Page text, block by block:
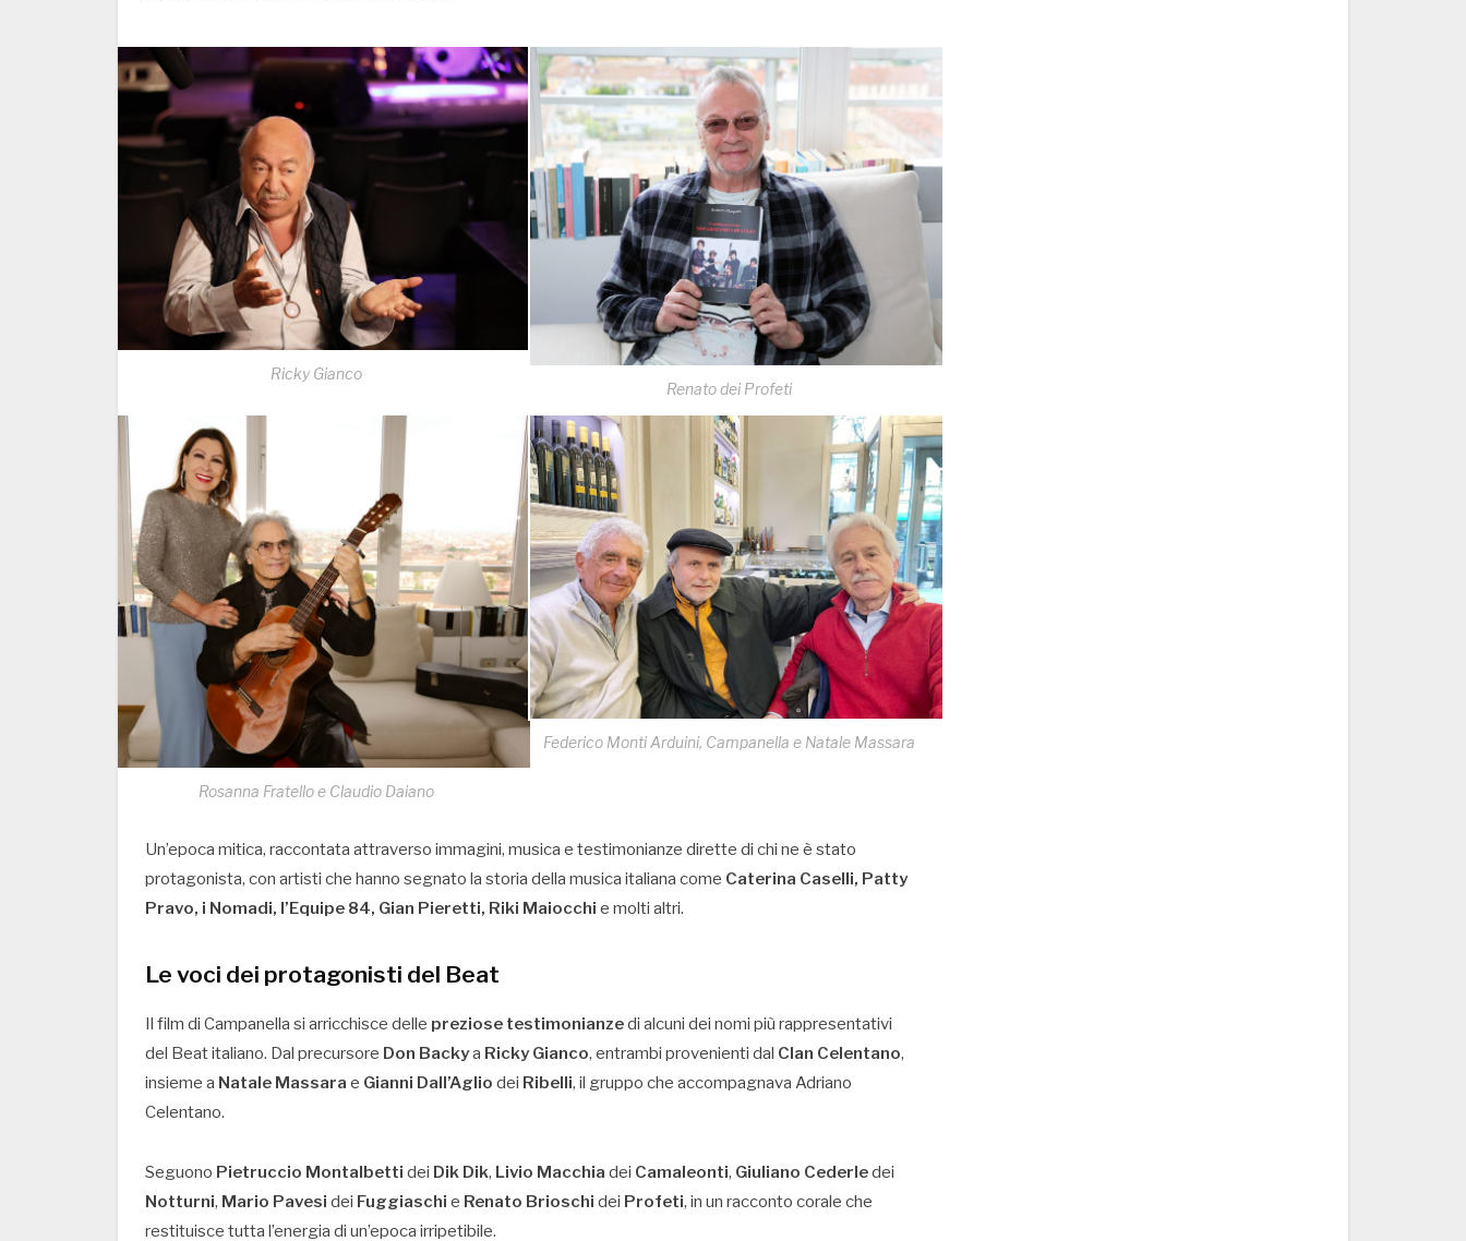
Ricky Gianco
Renato dei Profeti
Rosanna Fratello e Claudio Daiano
Federico Monti Arduini, Campanella e Natale Massara
Un’epoca mitica, raccontata attraverso immagini, musica e testimonianze dirette di chi ne è stato
protagonista, con artisti che hanno segnato la storia della musica italiana come Caterina Caselli, Patty
Pravo, i Nomadi, l’Equipe 84, Gian Pieretti, Riki Maiocchi e molti altri.
Le voci dei protagonisti del Beat
Il film di Campanella si arricchisce delle preziose testimonianzedi alcuni dei nomi più rappresentativi
del Beat italiano. Dal precursore Don Backya Ricky Gianco, entrambi provenienti dal Clan Celentano,
insieme a Natale Massara e Gianni Dall’Aglio dei Ribelli, il gruppo che accompagnava Adriano
Celentano.
Seguono Pietruccio Montalbetti dei Dik Dik, Livio Macchia dei Camaleonti, Giuliano Cederledei
Notturni, Mario Pavesi dei Fuggiaschi e Renato Brioschi dei Profeti, in un racconto corale che
restituisce tutta l’energia di un’epoca irripetibile.